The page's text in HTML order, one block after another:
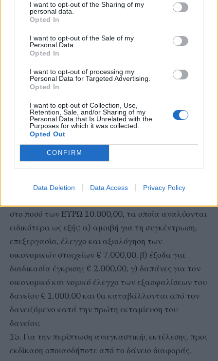
I want to opt-out of the Sharing of my
personal data.
Opted In
I want to opt-out of the Sale of my
Personal Data.
Opted In
I want to opt-out of processing my
Personal Data for Targeted Advertising.
Opted In
I want to opt-out of Collection, Use,
Retention, Sale, and/or Sharing of my
Personal Data that Is Unrelated with the
Purposes for which it was collected.
Opted Out
CONFIRM
Data Deletion Data Access Privacy Policy
και θα παρακρατούνται από τα διερχόμενα έσοδα
Κ.Α.Π του έτους συνομολόγησης από τον επόμενο
μήνα της κάθε εκταμίευσης.
12. Το δάνειο μπορεί να εξοφληθεί και πριν τη λήξη
13.Το δάνειο είναι αδιαίρετο, οσοιδήποτε και
οποιοιδήποτε είναι οι γενικοί, ειδικοί ή καθολικοί
διάδοχοι του.
14. Όλα τα έξοδα, δικαιώματα, υπέρ του Τ.Π. και
Δανείων για την αξιολόγηση οικονομικών στοιχείων
και οι επιβαρύνσεις, που αφορούν στη συνομολόγηση,
εξυπηρέτηση και εξόφληση του παρόντος δανείου και
διάρκεια του δανείου, βαρύνουν εξ΄ ολοκλήρου και
στο ποσό των ΕΥΡΩ 10.000,00, τα οποία αναλύονται
ειδικότερα ως εξής: α) αμοιβή για τη συγκέντρωση,
επεξεργασία, έλεγχο και αξιολόγηση των
οικονομικών στοιχείων € 7.000,00, β) έξοδα για
διαδικασία έγκρισης € 2.000,00, γ) δαπάνες για τον
οικονομικό και νομικό έλεγχο των εξασφαλίσεων του
δανείου € 1.000,00 και θα καταβάλλονται από τον
δανειζόμενο κατά την πρώτη εκταμίευση του
δανείου.
15. Για την περίπτωση αναγκαστικής εκτέλεσης, προς
εκδίκαση οποιασδήποτε από το δάνειο διαφοράς,